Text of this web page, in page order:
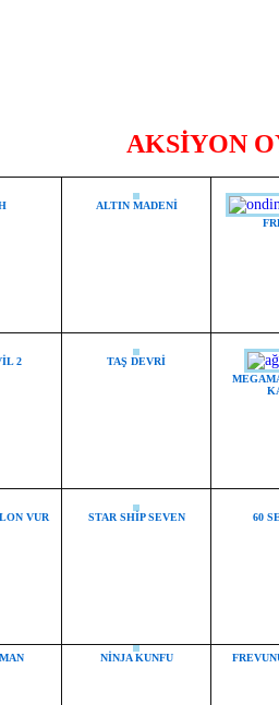
AKSİYON
ALTIN MADENİ
2
TAŞ DEVRİ
VUR STAR SHİP SEVEN
60
NİNJA KUNFU